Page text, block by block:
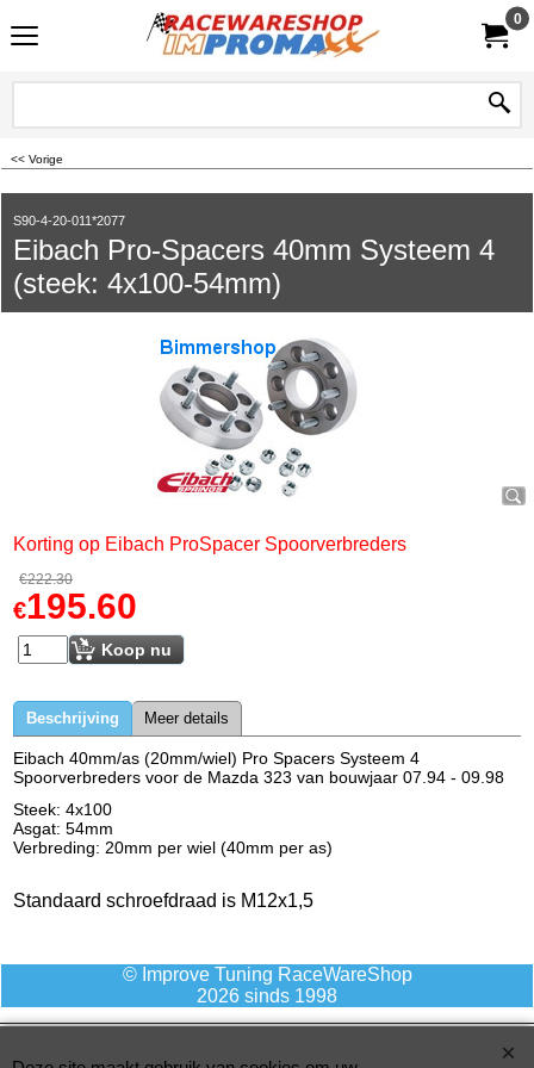
0
<< Vorige
S90-4-20-011*2077
Eibach Pro-Spacers 40mm Systeem 4
(steek: 4x100-54mm)
Korting op Eibach ProSpacer Spoorverbreders
€222.30
€195.60
Koop nu
Beschrijving Meer details
Eibach 40mm/as (20mm/wiel) Pro Spacers Systeem 4
Spoorverbreders voor de Mazda 323 van bouwjaar 07.94 - 09.98
Steek: 4x100
Asgat: 54mm
Verbreding: 20mm per wiel (40mm per as)
Standaard schroefdraad is M12x1,5
© Improve Tuning RaceWareShop
2026 sinds 1998